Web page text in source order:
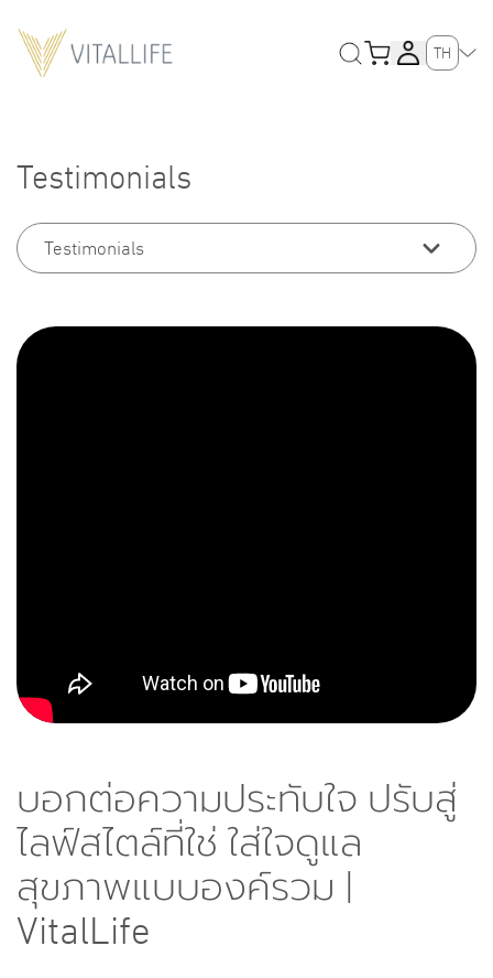
TH
Testimonials
Testimonials
บอกต่อความประทับใจ ปรับสู่
ไลฟ์สไตล์ที่ใช่ ใส่ใจดูแล
สุขภาพแบบองค์รวม |
VitalLife